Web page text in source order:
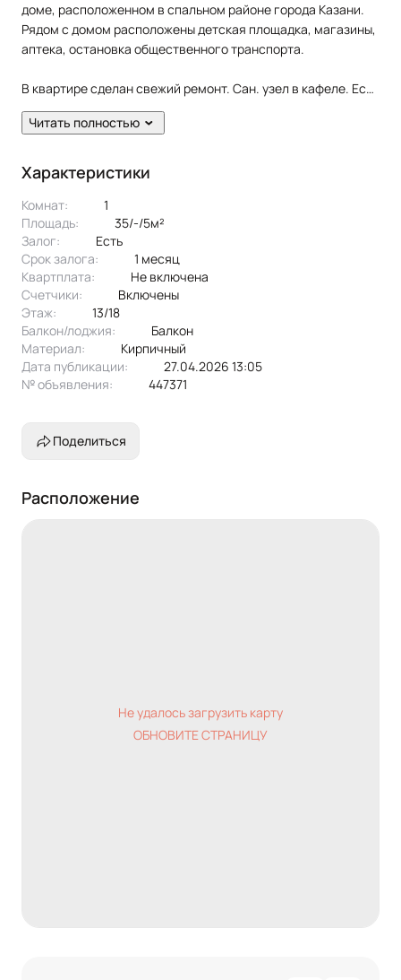
доме, расположенном в спальном районе города Казани.
Рядом с домом расположены детская площадка, магазины,
аптека, остановка общественного транспорта.
В квартире сделан свежий ремонт. Сан. узел в кафеле. Есть
балкон.
Жильцам предоставляется из мебели: кухонный гарнитур,
холодильник, варочная панель, духовка, микроволновая
печь, стиральная машина, телевизор.
Читать полностью
Характеристики
Комнат:
1
Площадь:
35/-/5м²
Залог:
есть
Срок залога:
1 месяц
Квартплата:
не включена
Счетчики:
включены
Этаж:
13/18
Балкон/лоджия:
балкон
Материал:
кирпичный
Дата публикации:
27.04.2026 13:05
№ объявления:
447371
Поделиться
Расположение
Не удалось загрузить карту
ОБНОВИТЕ СТРАНИЦУ